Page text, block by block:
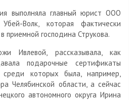
выполняла главный юрист ООО
Волк, которая фактически
приемной господина Струкова.
Ивлевой, рассказывала, как
подарочные сертификаты
которых была, например,
Челябинской области, а сейчас
автономного округа Ирина